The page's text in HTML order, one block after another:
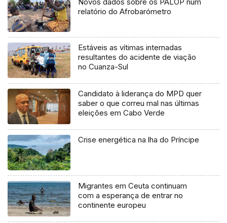
relatório do Afrobarómetro
Estáveis as vítimas internadas
resultantes do acidente de viação
no Cuanza-Sul
Candidato à liderança do MPD quer
saber o que correu mal nas últimas
eleições em Cabo Verde
Crise energética na lha do Príncipe
Migrantes em Ceuta continuam
com a esperança de entrar no
continente europeu